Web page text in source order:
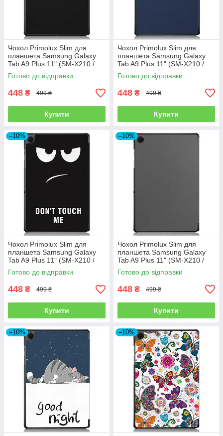
Чохол Primolux Slim для
планшета Samsung Galaxy
Tab A9 Plus 11" (SM-X210 /
SM-X215 / SM-X216) - Black
Готово до відправки
448 ₴ 499 ₴
Купити
Чохол Primolux Slim для
планшета Samsung Galaxy
Tab A9 Plus 11" (SM-X210 /
SM-X215 / SM-X216) - Dark
Blue
Готово до відправки
448 ₴ 499 ₴
Купити
–10%
Чохол Primolux Slim для
планшета Samsung Galaxy
Tab A9 Plus 11" (SM-X210 /
SM-X215 / SM-X216) - Don`t
Touch
Готово до відправки
448 ₴ 499 ₴
Купити
–10%
Чохол Primolux Slim для
планшета Samsung Galaxy
Tab A9 Plus 11" (SM-X210 /
SM-X215 / SM-X216) - Grey
Готово до відправки
448 ₴ 499 ₴
Купити
–10% –10%